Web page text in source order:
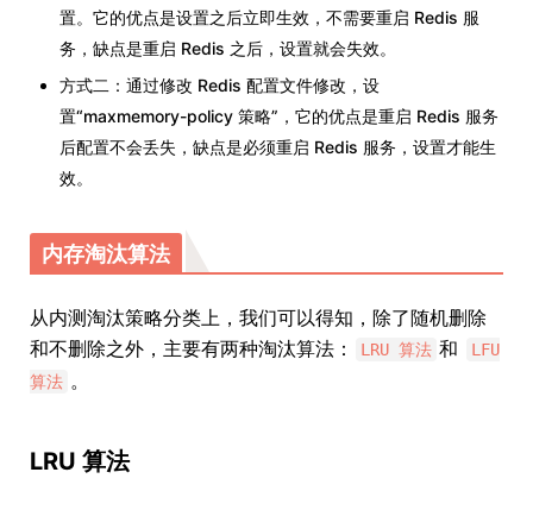
置。它的优点是设置之后立即生效，不需要重启 Redis 服
务，缺点是重启 Redis 之后，设置就会失效。
方式二：通过修改 Redis 配置文件修改，设
置“maxmemory-policy 策略”，它的优点是重启 Redis 服务
后配置不会丢失，缺点是必须重启 Redis 服务，设置才能生
效。
内存淘汰算法
从内测淘汰策略分类上，我们可以得知，除了随机删除
和不删除之外，主要有两种淘汰算法：
LRU 算法 和
LFU
算法 。
LRU 算法